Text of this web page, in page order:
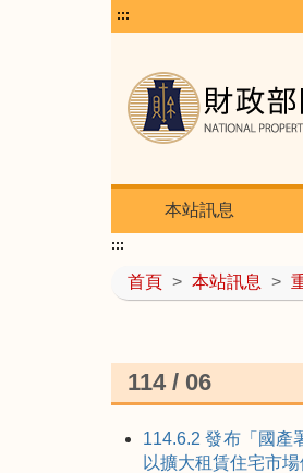
:::
本站訊息
首頁 > 本站訊息 >
:::
114 / 06
114.6.2 發布「國產
以擴大租賃住宅市